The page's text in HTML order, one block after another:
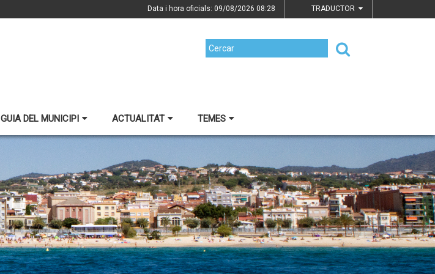
Data i hora oficials: 09/08/2026 08:28 TRADUCTOR
GUIA DEL MUNICIPI ACTUALITAT TEMES